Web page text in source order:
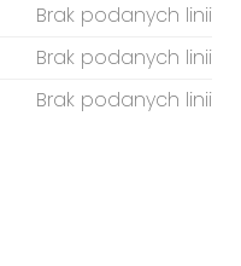
Brak podanych linii
Brak podanych linii
Brak podanych linii